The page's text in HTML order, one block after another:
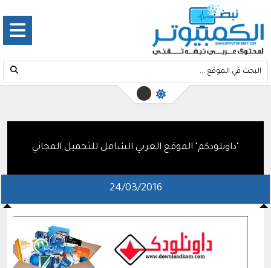
"داونلودكم" الموقع العربي الشامل للتحميل المجاني
24/03/2016